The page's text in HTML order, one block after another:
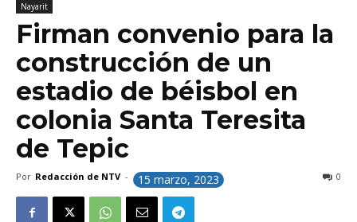
Nayarit
Firman convenio para la
construcción de un
estadio de béisbol en
colonia Santa Teresita
de Tepic
Por Redacción de NTV - 15 marzo, 2023 0